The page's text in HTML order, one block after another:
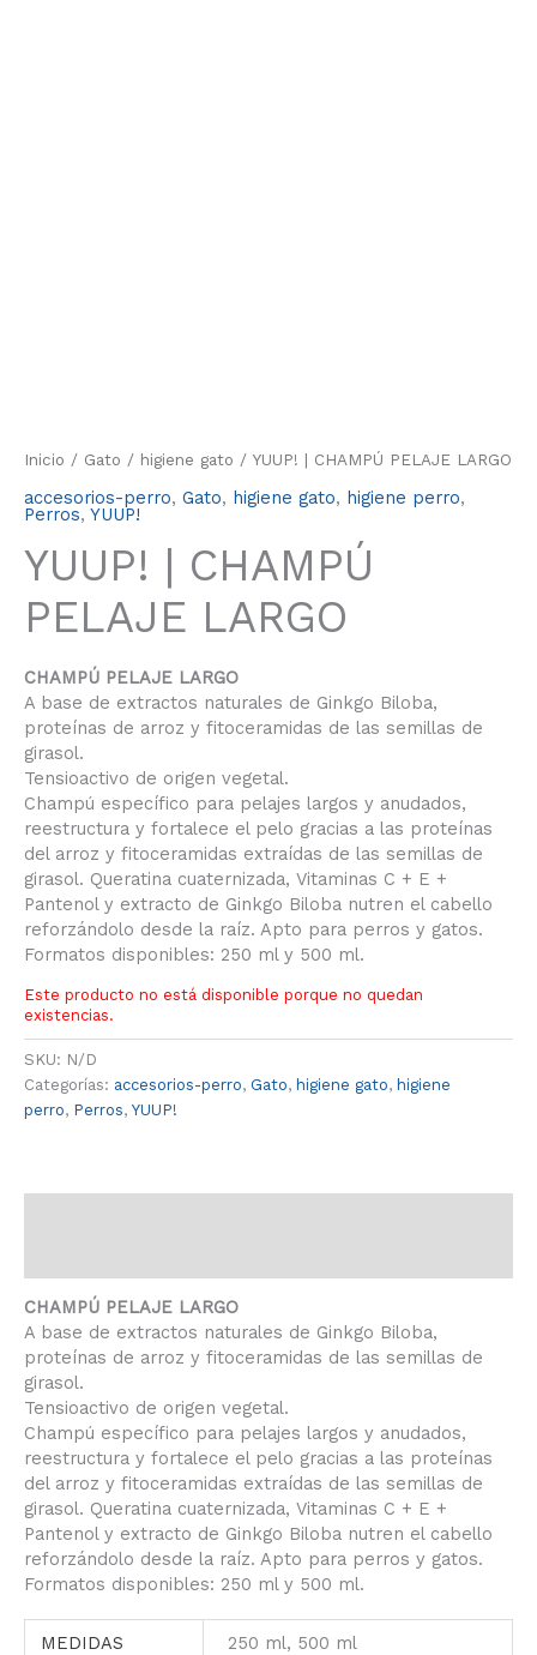
Inicio / Gato / higiene gato / YUUP! | CHAMPÚ PELAJE LARGO
accesorios-perro, Gato, higiene gato, higiene perro,
Perros, YUUP!
YUUP! | CHAMPÚ
PELAJE LARGO
CHAMPÚ PELAJE LARGO
A base de extractos naturales de Ginkgo Biloba,
proteínas de arroz y fitoceramidas de las semillas de
girasol.
Tensioactivo de origen vegetal.
Champú específico para pelajes largos y anudados,
reestructura y fortalece el pelo gracias a las proteínas
del arroz y fitoceramidas extraídas de las semillas de
girasol. Queratina cuaternizada, Vitaminas C + E +
Pantenol y extracto de Ginkgo Biloba nutren el cabello
reforzándolo desde la raíz. Apto para perros y gatos.
Formatos disponibles: 250 ml y 500 ml.
Este producto no está disponible porque no quedan
existencias.
SKU: N/D
Categorías: accesorios-perro, Gato, higiene gato, higiene
perro, Perros, YUUP!
CHAMPÚ PELAJE LARGO
A base de extractos naturales de Ginkgo Biloba,
proteínas de arroz y fitoceramidas de las semillas de
girasol.
Tensioactivo de origen vegetal.
Champú específico para pelajes largos y anudados,
reestructura y fortalece el pelo gracias a las proteínas
del arroz y fitoceramidas extraídas de las semillas de
girasol. Queratina cuaternizada, Vitaminas C + E +
Pantenol y extracto de Ginkgo Biloba nutren el cabello
reforzándolo desde la raíz. Apto para perros y gatos.
Formatos disponibles: 250 ml y 500 ml.
MEDIDAS 250 ml, 500 ml